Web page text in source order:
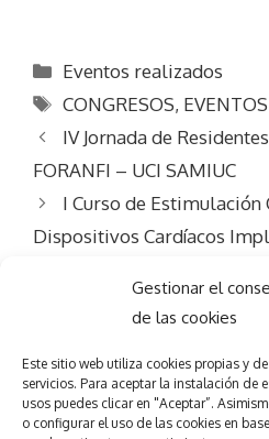
Gestionar el
de las cookies
Este sitio web utiliza cookies propias y
servicios. Para aceptar la instalación de
usos puedes clicar en "Aceptar”.
o configurar el uso de las cookies en
Categorías
Eventos realizados
Etiquetas
CONGRESOS, EVENTOS
IV Jornada de
FORANFI – UCI SAMIUC
I Curso de Estimulación
Dispositivos Cardíacos